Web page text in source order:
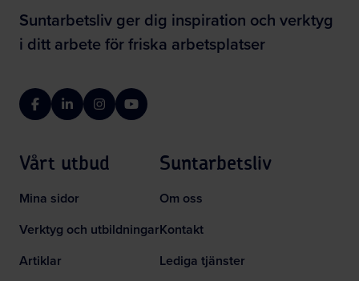
Suntarbetsliv ger dig inspiration och verktyg
i ditt arbete för friska arbetsplatser
FacebookLinkedInInstagramYouTube
Vårt utbud
Mina sidor
Verktyg och utbildningar
Artiklar
Suntarbetsliv
Om oss
Kontakt
Lediga tjänster